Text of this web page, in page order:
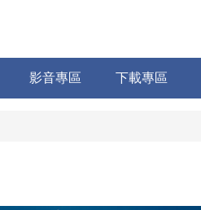
影音專區 下載專區